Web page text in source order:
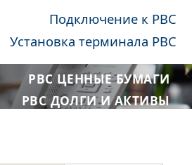
Подключение к РВС
Установка терминала РВС
РВС ЦЕННЫЕ БУМАГИ
РВС ДОЛГИ И АКТИВЫ